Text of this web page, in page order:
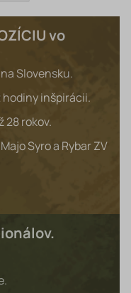
vo
Slovensku.
hodiny inšpirácii.
28 rokov.
Syro a Rybar ZV